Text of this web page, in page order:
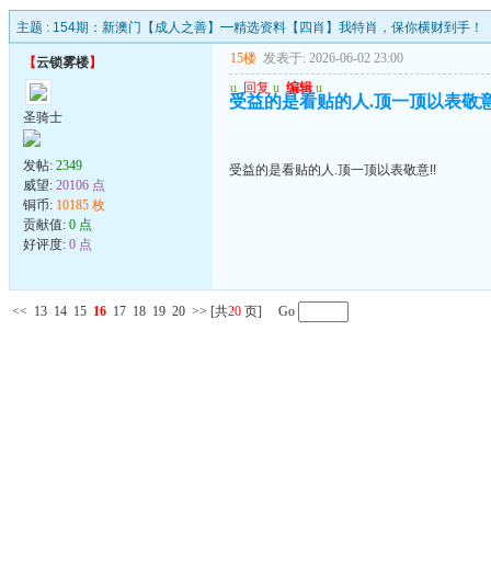
主题 : 154期：新澳门【成人之善】━精选资料【四肖】我特肖，保你横财到手！
【云锁雾楼】
圣骑士
发帖: 2349
威望: 20106 点
铜币: 10185 枚
贡献值: 0 点
好评度: 0 点
15楼 发表于: 2026-06-02 23:00
u 回复 u 编辑 u
受益的是看贴的人.顶一顶以表敬
受益的是看贴的人.顶一顶以表敬意!!
<< 13 14 15 16 17 18 19 20 >> [共20 页] Go